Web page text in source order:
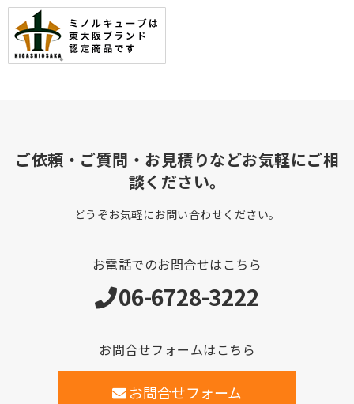
ご依頼・ご質問・お見積りなどお気軽にご相
談ください。
どうぞお気軽にお問い合わせください。
お電話でのお問合せはこちら
06-6728-3222
お問合せフォームはこちら
お問合せフォーム